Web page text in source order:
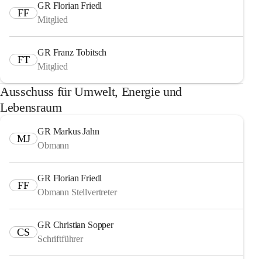
FF
GR Florian Friedl
Mitglied
FT
GR Franz Tobitsch
Mitglied
Ausschuss für Umwelt, Energie und
Lebensraum
MJ
GR Markus Jahn
Obmann
FF
GR Florian Friedl
Obmann Stellvertreter
CS
GR Christian Sopper
Schriftführer